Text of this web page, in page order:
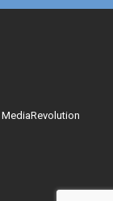
MediaRevolution